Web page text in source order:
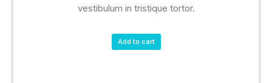
vestibulum in tristique tortor.
Add to cart